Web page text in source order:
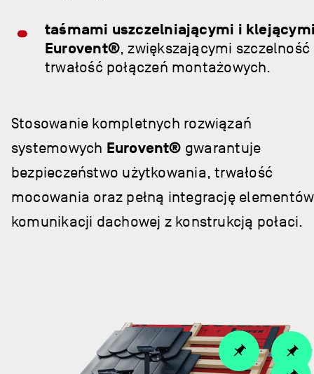
taśmami uszczelniającymi i
Eurovent®, zwiększającymi szczelność
trwałość połączeń montażowych.
Stosowanie kompletnych rozwiązań
systemowych Eurovent® gwarantuje
bezpieczeństwo użytkowania, trwałość
mocowania oraz pełną integrację elementów
komunikacji dachowej z konstrukcją połaci.